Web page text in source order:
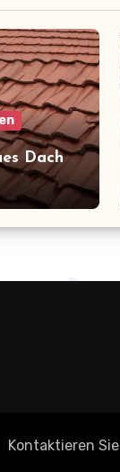
Dach
im
Kontaktieren